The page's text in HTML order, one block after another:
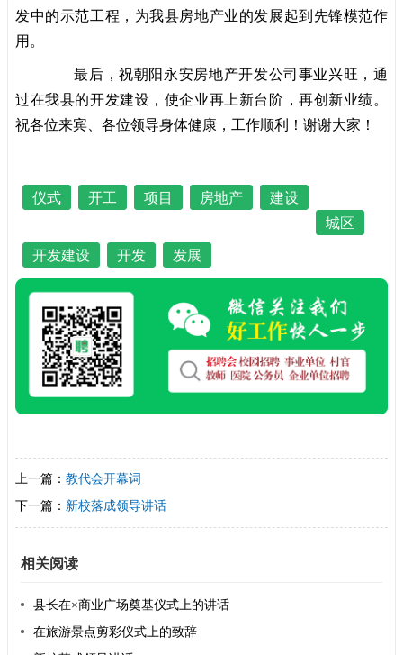
发中的示范工程，为我县房地产业的发展起到先锋模范作
用。
最后，祝朝阳永安房地产开发公司事业兴旺，通
过在我县的开发建设，使企业再上新台阶，再创新业绩。
祝各位来宾、各位领导身体健康，工作顺利！谢谢大家！
仪式 开工 项目 房地产
建设
城区
开发建设 开发 发展
上一篇： 教代会开幕词
下一篇： 新校落成领导讲话
相关阅读
县长在×商业广场奠基仪式上的讲话
在旅游景点剪彩仪式上的致辞